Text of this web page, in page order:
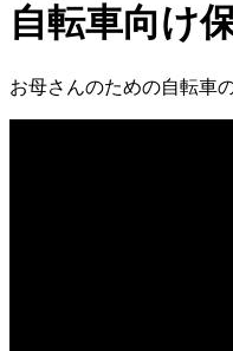
自転車向け
お母さんのための自転車